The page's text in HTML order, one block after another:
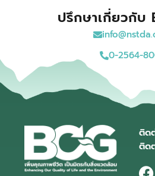
ปรึกษาเกี่ยวกับ
0-2564-
ติด
ติด